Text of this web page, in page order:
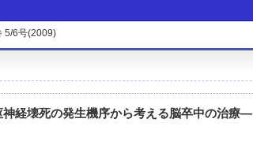
5/6号(2009)
経壊死の発生機序から考える脳卒中の治療―